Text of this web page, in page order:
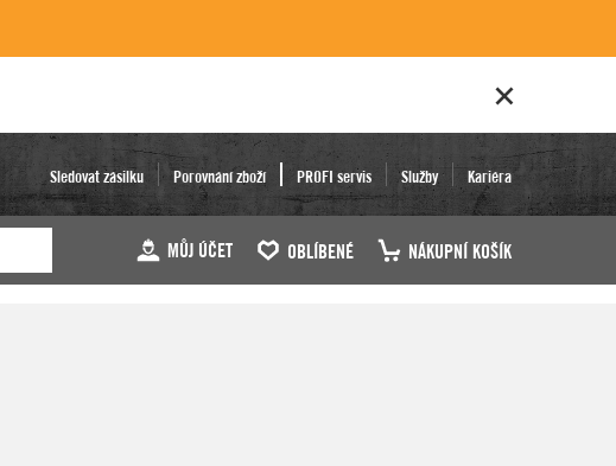
Sledovat zásilku Porovnání zboží PROFI servis Služby Kariéra
MŮJ ÚČET OBLÍBENÉ NÁKUPNÍ KOŠÍK